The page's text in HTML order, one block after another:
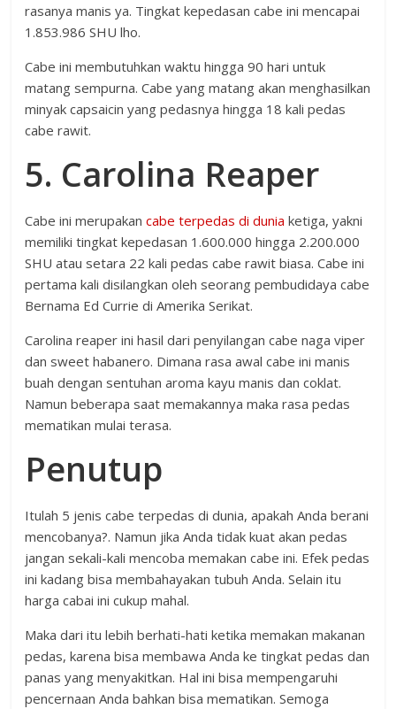
rasanya manis ya. Tingkat kepedasan cabe ini mencapai
1.853.986 SHU lho.
Cabe ini membutuhkan waktu hingga 90 hari untuk
matang sempurna. Cabe yang matang akan menghasilkan
minyak capsaicin yang pedasnya hingga 18 kali pedas
cabe rawit.
5. Carolina Reaper
Cabe ini merupakancabe terpedas di dunia ketiga, yakni
memiliki tingkat kepedasan 1.600.000 hingga 2.200.000
SHU atau setara 22 kali pedas cabe rawit biasa. Cabe ini
pertama kali disilangkan oleh seorang pembudidaya cabe
Bernama Ed Currie di Amerika Serikat.
Carolina reaper ini hasil dari penyilangan cabe naga viper
dan sweet habanero. Dimana rasa awal cabe ini manis
buah dengan sentuhan aroma kayu manis dan coklat.
Namun beberapa saat memakannya maka rasa pedas
mematikan mulai terasa.
Penutup
Itulah 5 jenis cabe terpedas di dunia, apakah Anda berani
mencobanya?. Namun jika Anda tidak kuat akan pedas
jangan sekali-kali mencoba memakan cabe ini. Efek pedas
ini kadang bisa membahayakan tubuh Anda. Selain itu
harga cabai ini cukup mahal.
Maka dari itu lebih berhati-hati ketika memakan makanan
pedas, karena bisa membawa Anda ke tingkat pedas dan
panas yang menyakitkan. Hal ini bisa mempengaruhi
pencernaan Anda bahkan bisa mematikan. Semoga